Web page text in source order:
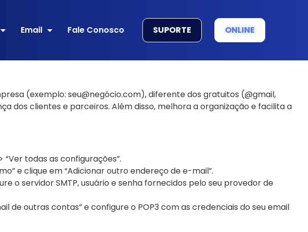
Email Fale Conosco SUPORTE ONLINE
(exemplo: seu@negócio.com), diferente dos gratuitos (@gmail,
dos clientes e parceiros. Além disso, melhora a organização e facilita a
todas as configurações”.
e clique em “Adicionar outro endereço de e-mail”.
o servidor SMTP, usuário e senha fornecidos pelo seu provedor de
de outras contas” e configure o POP3 com as credenciais do seu email